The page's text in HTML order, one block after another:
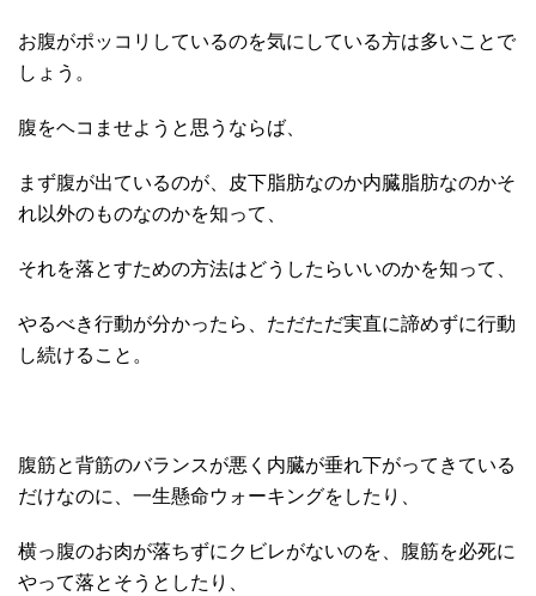
お腹がポッコリしているのを気にしている方は多いことで
しょう。
腹をヘコませようと思うならば、
まず腹が出ているのが、皮下脂肪なのか内臓脂肪なのかそ
れ以外のものなのかを知って、
それを落とすための方法はどうしたらいいのかを知って、
やるべき行動が分かったら、ただただ実直に諦めずに行動
し続けること。
腹筋と背筋のバランスが悪く内臓が垂れ下がってきている
だけなのに、一生懸命ウォーキングをしたり、
横っ腹のお肉が落ちずにクビレがないのを、腹筋を必死に
やって落とそうとしたり、